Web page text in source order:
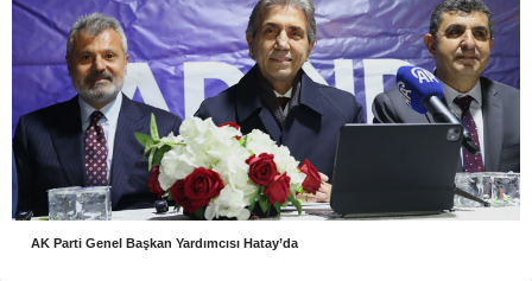
AK Parti Genel Başkan Yardımcısı Hatay’da